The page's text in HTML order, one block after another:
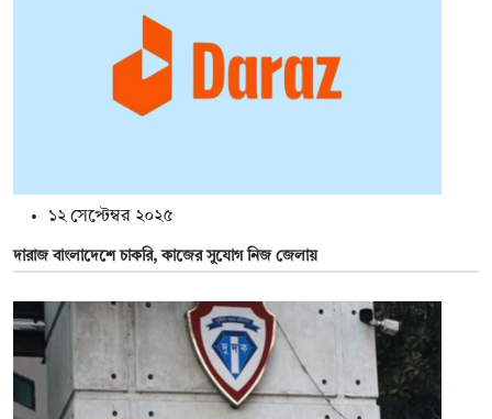
১২ সেপ্টেম্বর ২০২৫
দারাজ বাংলাদেশে চাকরি, কাজের সুযোগ নিজ জেলায়